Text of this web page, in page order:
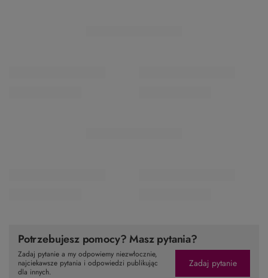
Potrzebujesz pomocy? Masz pytania?
Zadaj pytanie a my odpowiemy niezwłocznie,
najciekawsze pytania i odpowiedzi publikując
dla innych.
Zadaj pytanie